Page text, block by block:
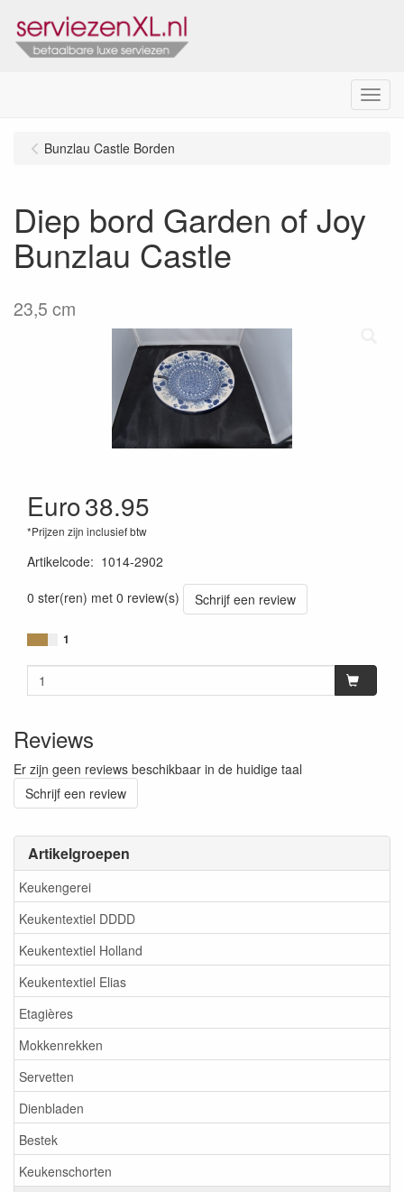
Menu
Artikelgroepen
Keukengerei
Keukentextiel DDDD
Keukentextiel Holland
Keukentextiel Elias
Etagières
Mokkenrekken
Servetten
Dienbladen
Bestek
Keukenschorten
Bunzlau Castle Borden
Diep bord Garden of Joy
Bunzlau Castle
23,5 cm
Euro38.95
*Prijzen zijn inclusief btw
Artikelcode: 1014-2902
0 ster(ren) met 0 review(s)
Schrijf een review
1
Reviews
Er zijn geen reviews beschikbaar in de huidige taal
Schrijf een review